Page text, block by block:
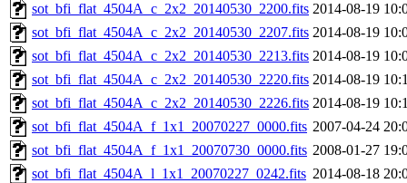
sot_bfi_flat_4504A_c_2x2_20140530_2200.fits 2014-08-19
sot_bfi_flat_4504A_c_2x2_20140530_2207.fits 2014-08-19
sot_bfi_flat_4504A_c_2x2_20140530_2213.fits 2014-08-19
sot_bfi_flat_4504A_c_2x2_20140530_2220.fits 2014-08-19
sot_bfi_flat_4504A_c_2x2_20140530_2226.fits 2014-08-19
sot_bfi_flat_4504A_f_1x1_20070227_0000.fits 2007-04-24
sot_bfi_flat_4504A_f_1x1_20070730_0000.fits 2008-01-27
sot_bfi_flat_4504A_l_1x1_20070227_0242.fits 2014-08-18